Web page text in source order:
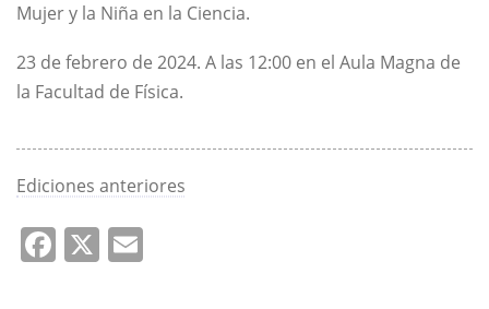
Mujer y la Niña en la Ciencia.
23 de febrero de 2024. A las 12:00 en el Aula Magna de
la Facultad de Física.
Ediciones anteriores
Facebook
X